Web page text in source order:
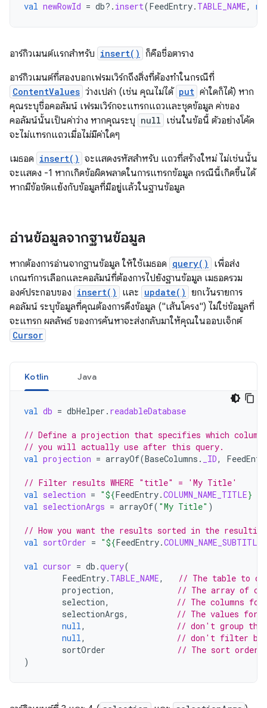
val newRowId = db?. insert(FeedEntry. TABLE_NAME,
อาร์กิวเมนต์แรกสำหรับ insert() ก็คือชื่อตาราง
อาร์กิวเมนต์ที่สองบอกเฟรมเวิร์กถึงสิ่งที่ต้องทำในกรณีที่
ContentValues ว่างเปล่า (เช่น คุณไม่ได้ put ค่าใดก็ได้) หาก
คุณระบุชื่อคอลัมน์ เฟรมเวิร์กจะแทรกแถวและชุดข้อมูล ค่าของ
คอลัมน์นั้นเป็นค่าว่าง หากคุณระบุ null เช่นในข้อนี้ ตัวอย่างโค้ด
จะไม่แทรกแถวเมื่อไม่มีค่าใดๆ
เมธอด insert() จะแสดงรหัสสำหรับ แถวที่สร้างใหม่ ไม่เช่นนั้น
จะแสดง -1 หากเกิดข้อผิดพลาดในการแทรกข้อมูล กรณีนี้เกิดขึ้นได้
หากมีข้อขัดแย้งกับข้อมูลที่มีอยู่แล้วในฐานข้อมูล
อ่านข้อมูลจากฐานข้อมูล
หากต้องการอ่านจากฐานข้อมูล ให้ใช้เมธอด query()
เพื่อส่ง
เกณฑ์การเลือกและคอลัมน์ที่ต้องการไปยังฐานข้อมูล เมธอดรวม
องค์ประกอบของ insert() และ update() ยกเว้นรายการ
คอลัมน์ ระบุข้อมูลที่คุณต้องการดึงข้อมูล ("เส้นโครง") ไม่ใช่ข้อมูลที่
จะแทรก ผลลัพธ์ ของการค้นหาจะส่งกลับมาให้คุณในออบเจ็กต์
Cursor
Kotlin Java
val db = dbHelper . readableDatabase
// Define a projection that specifies which
// you will actually use after this query.
val projection = arrayOf(BaseColumns . _ID,
// Filter results WHERE "title" = 'My Title'
val selection = "${FeedEntry.COLUMN_NAME_TITLE}
val selectionArgs = arrayOf( "My Title" )
// How you want the results sorted in the
val sortOrder = "${FeedEntry.COLUMN_NAME_SUBTITLE
val cursor = db .query(
FeedEntry. TABLE_NAME,
// The table to
projection,
// The array of
selection,
// The columns for
selectionArgs,
// The values for
null,
// don't group the
null,
// don't filter by
sortOrder
// The sort order
)